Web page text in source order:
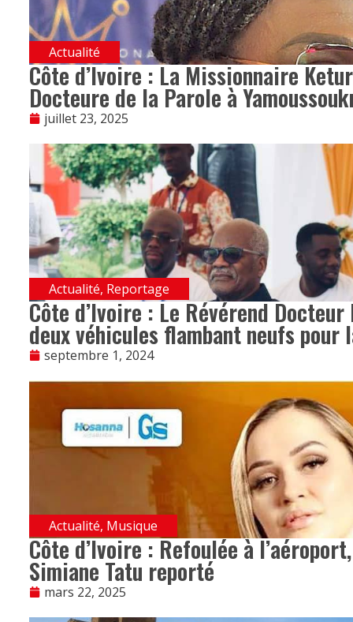
Actualité
Côte d’Ivoire : La Missionnaire
Docteure de la Parole à
juillet 23, 2025
Actualité, Reportage
Côte d’Ivoire : Le Révérend
deux véhicules flambant neufs pour
septembre 1, 2024
Actualité, Musique
Côte d’Ivoire : Refoulée à
Simiane Tatu reporté
mars 22, 2025